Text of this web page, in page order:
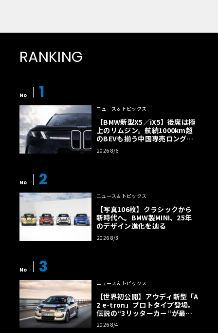
RANKING
No 1
ニュース＆トピックス
【BMW新型X5／iX5】後席は極
上のリムジン。航続1000km超
のBEVも揃う中国専売ロング仕
様の全貌
2026 8/6
No 2
ニュース＆トピックス
【写真106枚】クラシックから
新時代へ。BMW製MINI、25年
のデザイン進化を辿る
2026 8/3
No 3
ニュース＆トピックス
【世界初公開】アウディ新型「A
2 e-tron」プロトタイプ登場。
伝説の“3リッターカー”が最高
効率エントリーBEVとして復活
【画像38枚】
2026 8/4